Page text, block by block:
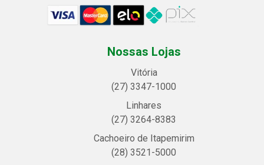
Nossas Lojas
Vitória
(27) 3347-1000
Linhares
(27) 3264-8383
Cachoeiro de Itapemirim
(28) 3521-5000